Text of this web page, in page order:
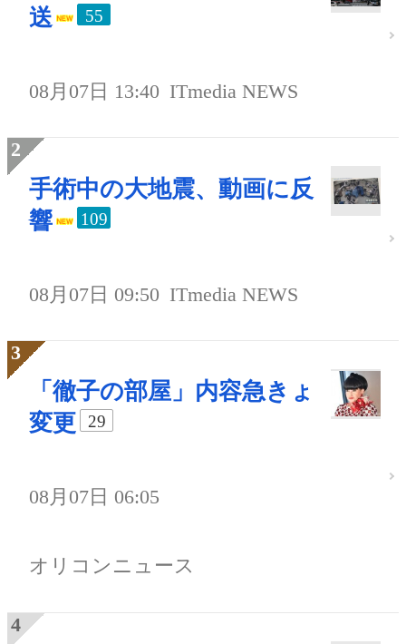
送
55
08月07日 13:40 ITmedia NEWS
手術中の大地震、動画に反
響
109
08月07日 09:50 ITmedia NEWS
「徹子の部屋」内容急きょ
変更
29
08月07日 06:05
オリコンニュース